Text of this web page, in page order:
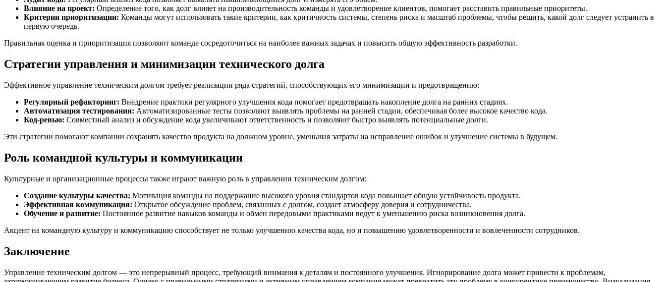
Влияние на проект: Определение того, как долг влияет на производительность команды и удовлетворение клиентов, помогает расставить правильные приоритеты.
Критерии приоритизации: Команды могут использовать такие критерии, как критичность системы, степень риска и масштаб проблемы, чтобы решить, какой долг следует устранить в
первую очередь.
Правильная оценка и приоритизация позволяют команде сосредоточиться на наиболее важных задачах и повысить общую эффективность разработки.
Стратегии управления и минимизации технического долга
Эффективное управление техническим долгом требует реализации ряда стратегий, способствующих его минимизации и предотвращению:
Регулярный рефакторинг: Внедрение практики регулярного улучшения кода помогает предотвращать накопление долга на ранних стадиях.
Автоматизация тестирования: Автоматизированные тесты позволяют выявлять проблемы на ранней стадии, обеспечивая более высокое качество кода.
Код-ревью: Совместный анализ и обсуждение кода увеличивают ответственность и позволяют быстро выявлять потенциальные долги.
Эти стратегии помогают компании сохранять качество продукта на должном уровне, уменьшая затраты на исправление ошибок и улучшение системы в будущем.
Роль командной культуры и коммуникации
Культурные и организационные процессы также играют важную роль в управлении техническим долгом:
Создание культуры качества: Мотивация команды на поддержание высокого уровня стандартов кода повышает общую устойчивость продукта.
Эффективная коммуникация: Открытое обсуждение проблем, связанных с долгом, создает атмосферу доверия и сотрудничества.
Обучение и развитие: Постоянное развитие навыков команды и обмен передовыми практиками ведут к уменьшению риска возникновения долга.
Акцент на командную культуру и коммуникацию способствует не только улучшению качества кода, но и повышению удовлетворенности и вовлеченности сотрудников.
Заключение
Управление техническим долгом — это непрерывный процесс, требующий внимания к деталям и постоянного улучшения. Игнорирование долга может привести к проблемам,